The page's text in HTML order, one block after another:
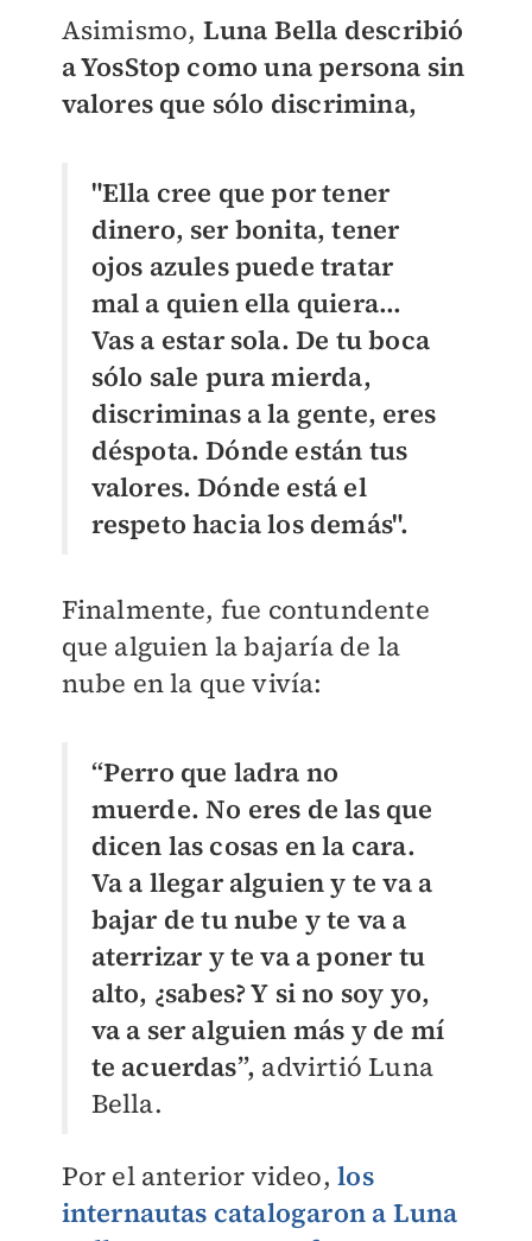
Asimismo, Luna Bella describió
a YosStop como una persona sin
valores que sólo discrimina,
"Ella cree que por tener
dinero, ser bonita, tener
ojos azules puede tratar
mal a quien ella quiera…
Vas a estar sola. De tu boca
sólo sale pura mierda,
discriminas a la gente, eres
déspota. Dónde están tus
valores. Dónde está el
respeto hacia los demás".
Finalmente, fue contundente
que alguien la bajaría de la
nube en la que vivía:
“Perro que ladra no
muerde. No eres de las que
dicen las cosas en la cara.
Va a llegar alguien y te va a
bajar de tu nube y te va a
aterrizar y te va a poner tu
alto, ¿sabes? Y si no soy yo,
va a ser alguien más y de mí
te acuerdas”, advirtió Luna
Bella.
Por el anterior video,los
internautas catalogaron a Luna